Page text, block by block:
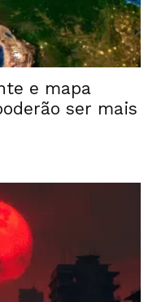
e mapa
ser mais